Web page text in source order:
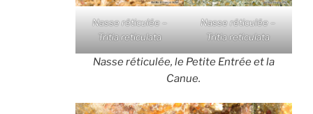
Nasse réticulée –
Tritia reticulata
Nasse réticulée –
Tritia reticulata
Nasse réticulée, le Petite Entrée et la
Canue.